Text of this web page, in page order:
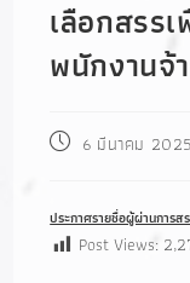
เลือกสรร
พนักงานจ้
6 มีนาคม 2025
ประกาศรายชื่อผู้ผ่านการส
Post Views: